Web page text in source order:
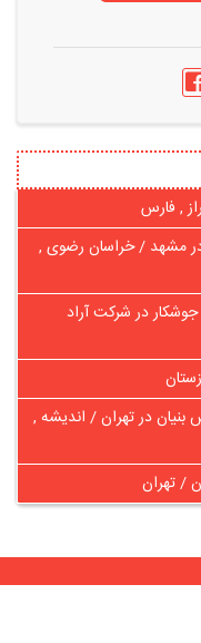
, فارس
در مشهد / خراسان رضوی ,
در شرکت آراد
در تهران / اندیشه ,
/ تهران